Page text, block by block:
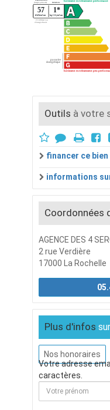
Outils à votre
financer ce bien
informations
Coordonnées
AGENCE DES 4
2 rue Verdière
17000 La Rochelle
Plus d'infos
Nos honoraires
Votre adresse
caractères.